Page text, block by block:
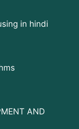
in hindi
AND